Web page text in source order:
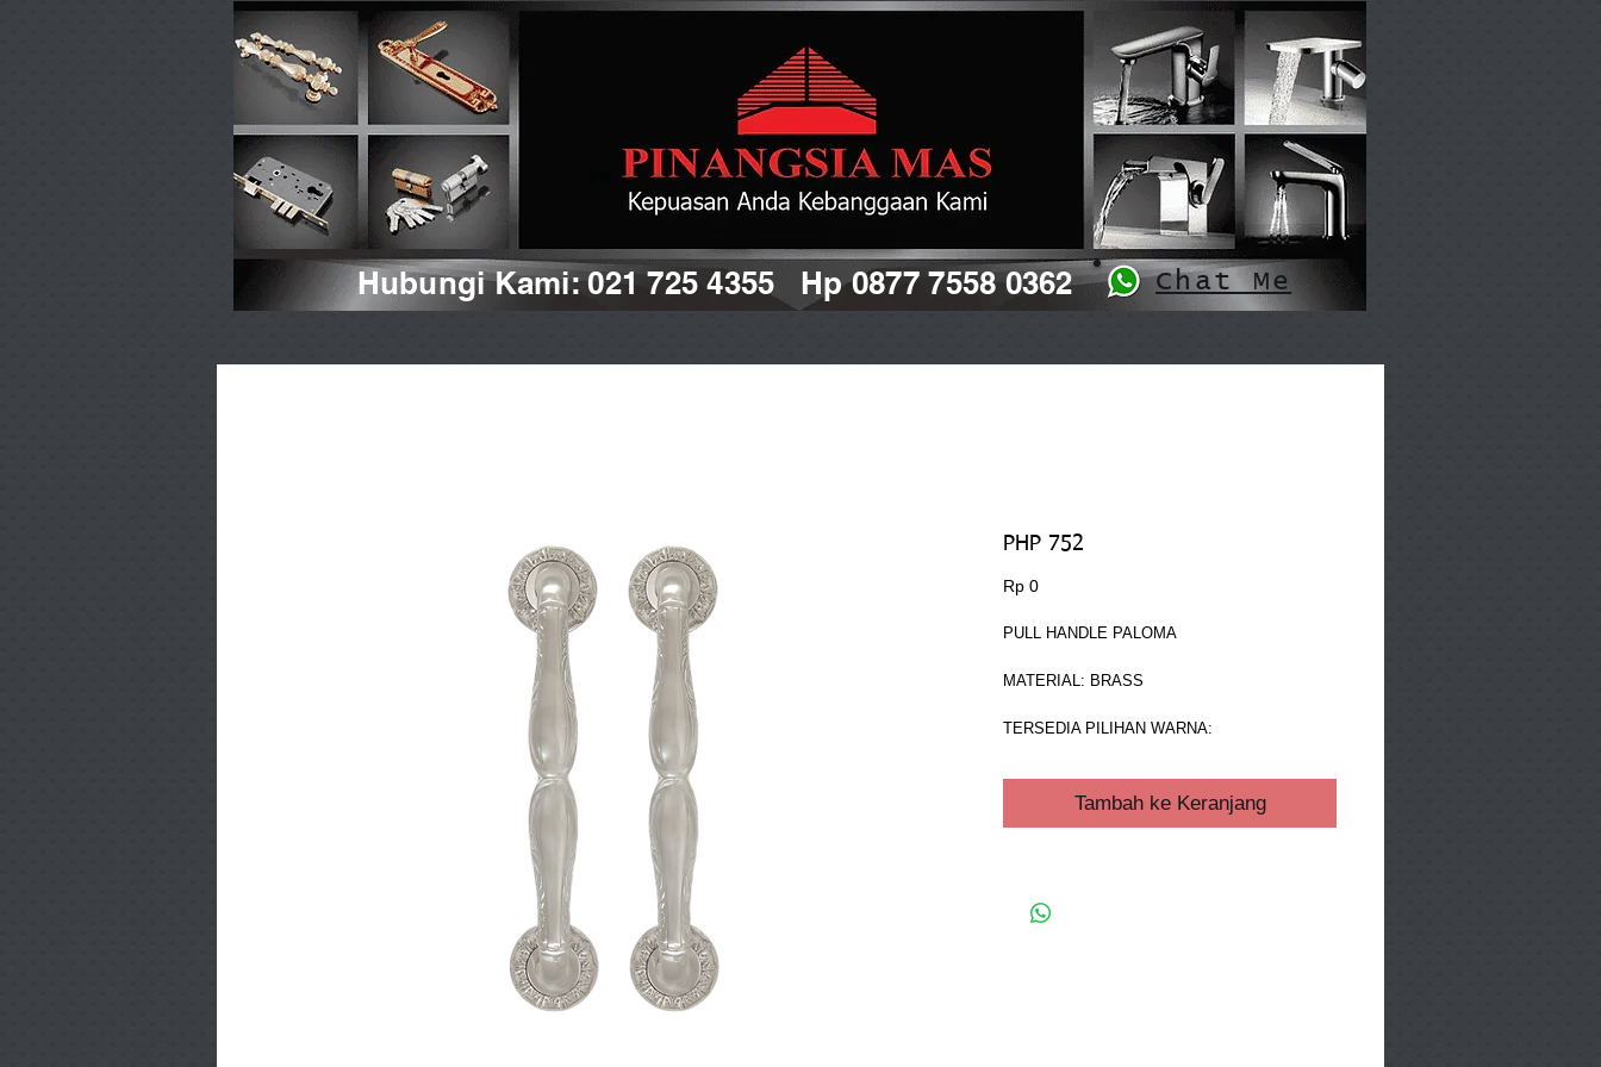
Hubungi Kami: 021 725 4355 Hp 0877 7558 0362 Chat Me
PHP 752
Rp 0Harga
PULL HANDLE PALOMA
MATERIAL: BRASS
TERSEDIA PILIHAN WARNA:
Tambah ke Keranjang